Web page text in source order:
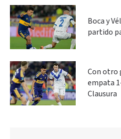
Boca y
partido
Con otro
empata
Clausura